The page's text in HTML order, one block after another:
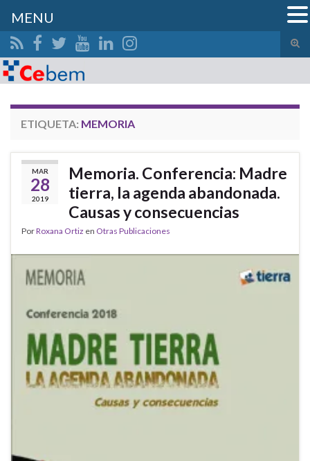
el
Search for:
ETIQUETA: MEMORIA
MAR
28
2019
Memoria. Conferencia: Madre
tierra, la agenda abandonada.
Causas y consecuencias
PorRoxana Ortiz en Otras Publicaciones
MENU